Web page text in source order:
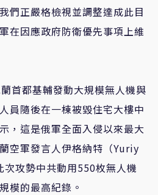
們正嚴格檢視並調整達成此目
在因應政府防衛優先事項上維
首都基輔發動大規模無人機與
員隨後在一棟被毀住宅大樓中
，這是俄軍全面入侵以來最大
空軍發言人伊格納特（Yuriy
攻勢中共動用550枚無人機
模的最高紀錄。